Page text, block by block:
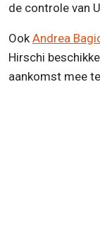
de controle van
OokAndrea
Hirschi
aankomst mee